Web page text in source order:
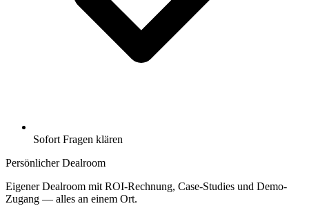
Sofort Fragen klären
Persönlicher Dealroom
Eigener Dealroom mit ROI-Rechnung, Case-Studies und Demo-
Zugang — alles an einem Ort.